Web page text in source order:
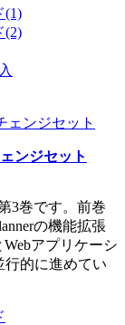
(1)
(2)
ンジセット
3巻です。前巻
の機能拡張
アプリケーシ
行的に進めてい